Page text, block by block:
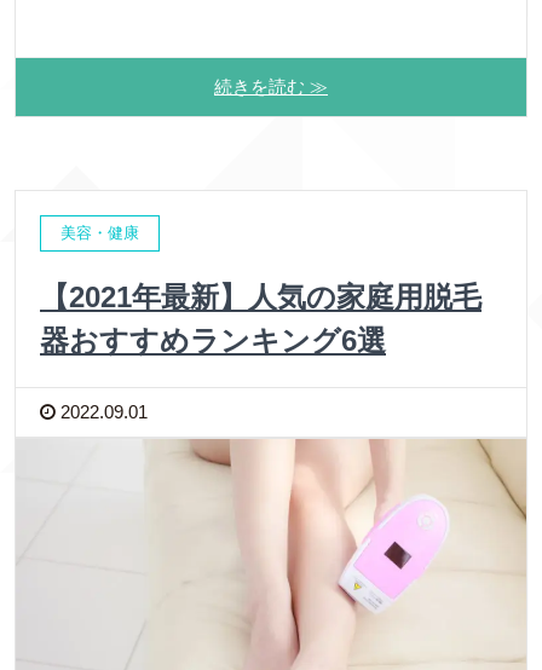
続きを読む ≫
美容・健康
【2021年最新】人気の家庭用脱毛
器おすすめランキング6選
2022.09.01